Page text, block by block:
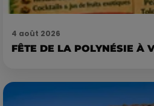
4 août 2026
FÊTE DE LA POLYNÉSIE À